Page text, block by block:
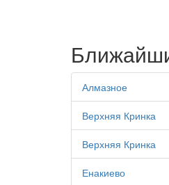
Алмазное
Верхняя Кринка
Верхняя Кринка
Енакиево